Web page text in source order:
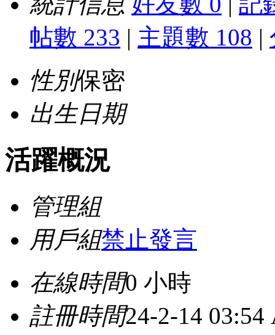
帖數 233 | 主題數 108 |
性別保密
出生日期
活躍概況
管理組
用戶組禁止發言
在線時間0 小時
註冊時間24-2-14 03:54